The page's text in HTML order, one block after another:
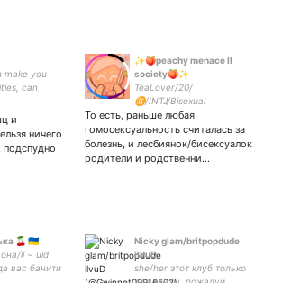
make you
can
и
ничего
подспудно
✨🍑peachy menace II
society🍑✨
TeaLover/20/
♊/INTJ/Bisexual
#StandUpForUkraine
#RussianWarCrimes
То есть, раньше любая
гомосексуальность считалась за
болезнь, и лесбиянок/бисексуалок
родители и родственни…
🍒 🇺🇦
її ~ uid
вас бачити
Nicky glam/britpopdude
ilvuD
she/her этот клуб только